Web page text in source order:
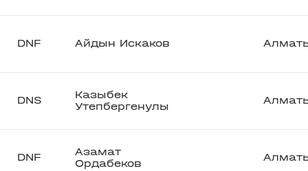
DNF Айдын Искаков
DNS
Казыбек
Утепбергенулы
DNF
Азамат
Ордабеков